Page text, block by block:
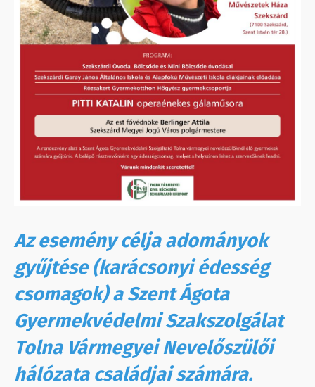
Az esemény célja adományok
gyűjtése (karácsonyi édesség
csomagok) a Szent Ágota
Gyermekvédelmi Szakszolgálat
Tolna Vármegyei Nevelőszülői
hálózata családjai számára.